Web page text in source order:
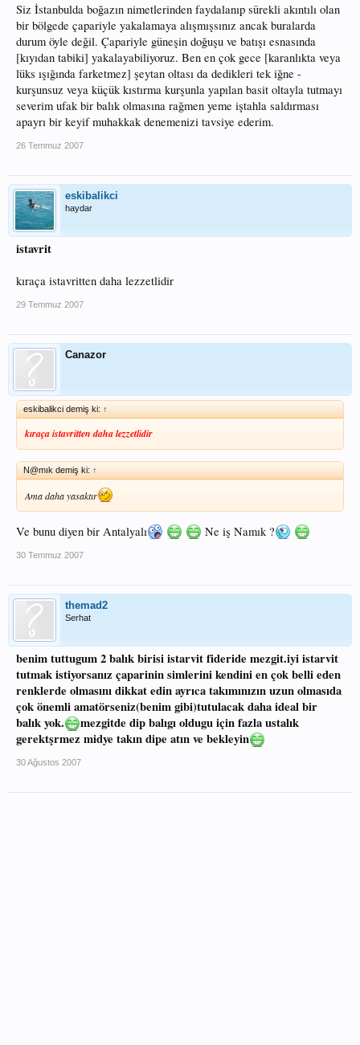
Siz İstanbulda boğazın nimetlerinden faydalanıp sürekli akıntılı olan
bir bölgede çapariyle yakalamaya alışmışsınız ancak buralarda
durum öyle değil. Çapariyle güneşin doğuşu ve batışı esnasında
[kıyıdan tabiki] yakalayabiliyoruz. Ben en çok gece [karanlıkta veya
lüks ışığında farketmez] şeytan oltası da dedikleri tek iğne -
kurşunsuz veya küçük kıstırma kurşunla yapılan basit oltayla tutmayı
severim ufak bir balık olmasına rağmen yeme iştahla saldırması
apayrı bir keyif muhakkak denemenizi tavsiye ederim.
26 Temmuz 2007
eskibalikci
haydar
istavrit
kıraça istavritten daha lezzetlidir
29 Temmuz 2007
Canazor
eskibalikci demiş ki: ↑
kıraça istavritten daha lezzetlidir
N@mık demiş ki: ↑
Ama daha yasaktır
Ve bunu diyen bir Antalyalı Ne iş Namık ?
30 Temmuz 2007
themad2
Serhat
benim tuttugum 2 balık birisi istarvit fideride mezgit.iyi istarvit
tutmak istiyorsanız çaparinin simlerini kendini en çok belli eden
renklerde olmasını dikkat edin ayrıca takımınızın uzun olmasıda
çok önemli amatörseniz(benim gibi)tutulacak daha ideal bir
balık yok.
mezgitde dip balıgı oldugu için fazla ustalık
gerektşrmez midye takın dipe atın ve bekleyin
30 Ağustos 2007